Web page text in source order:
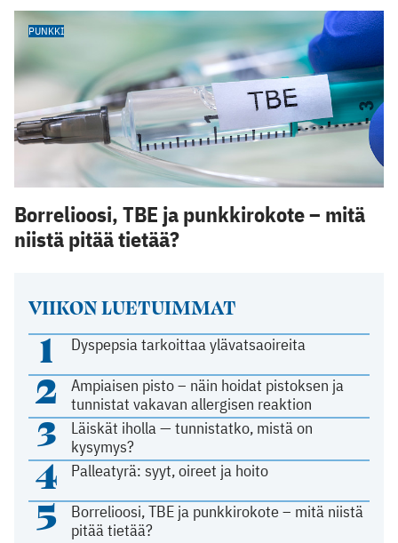
VIIKON LUETUIMMAT
1 Dyspepsia tarkoittaa ylävatsaoireita
2
Ampiaisen pisto – näin hoidat pistoksen ja
tunnistat vakavan allergisen reaktion
3
Läiskät iholla — tunnistatko, mistä on
kysymys?
4 Palleatyrä: syyt, oireet ja hoito
5
Borrelioosi, TBE ja punkkirokote – mitä niistä
pitää tietää?
PUNKKI
Borrelioosi, TBE ja punkkirokote – mitä
niistä pitää tietää?